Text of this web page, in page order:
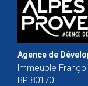
Agence de
Immeuble
BP 80170